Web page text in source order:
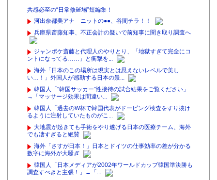
共感必至の“日常修羅場”短編集！
河出奈都美アナ ニットの●●、谷間チラ！！
兵庫県斎藤知事、不正会計の疑いで前知事に聞き取り調査へ
ジャンポケ斎藤と代理人のやりとり、「地獄すぎて完全にコ
ントになってる……」と衝撃を...
海外「日本のこの場所は現実とは思えないレベルで美し
い…！」外国人が感動する日本の景...
韓国人「“韓国サッカー”性接待の試合結果をご覧ください」
→「マッサージ効果は間違い...
韓国人「過去のW杯で韓国代表がドーピング検査をすり抜け
るように注射していたものがこ...
大地震が起きても手術をやり遂げる日本の医療チーム、海外
でも凄すぎると絶賛
海外「さすが日本！」日本とドイツの仕事効率の差が分かる
数字に海外が大騒ぎ
韓国人「日本メディアが2002年ワールドカップ韓国準決勝も
調査すべきと主張！」→「...